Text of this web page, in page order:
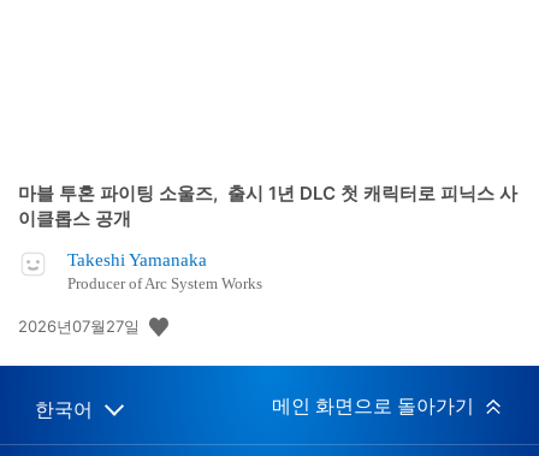
마블 투혼 파이팅 소울즈, 출시 1년 DLC 첫 캐릭터로 피닉스 사
이클롭스 공개
Takeshi Yamanaka
Producer of Arc System Works
공
일:
2026년07월27일
Select
Current
한국어 메인 화면으로 돌아가기